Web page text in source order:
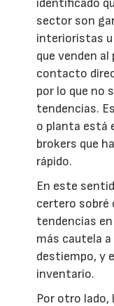
sector son
interioristas
que venden
contacto
por lo que no
tendencias.
o planta está
brokers que
rápido.
En este
certero sobré
tendencias
más cautela
destiempo, y
inventario.
Por otro